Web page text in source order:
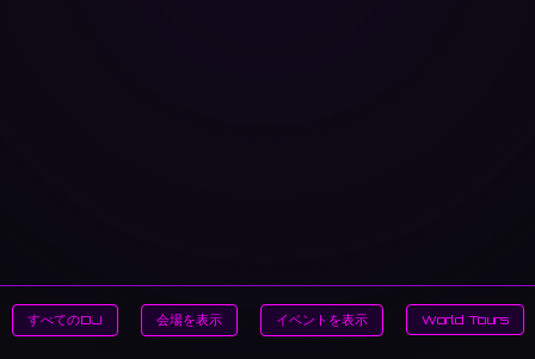
すべてのDJ 会場を表示 イベントを表示 World Tours